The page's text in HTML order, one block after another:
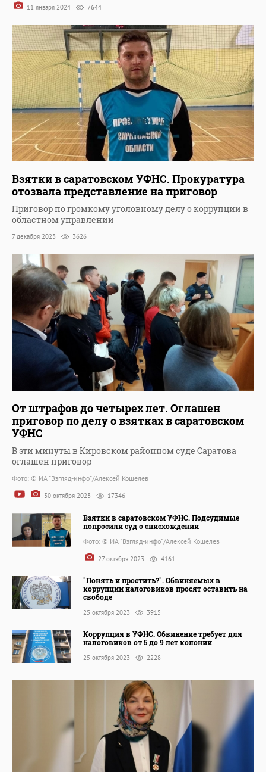
11 января 2024 7644
Взятки в саратовском УФНС. Прокуратура
отозвала представление на приговор
Приговор по громкому уголовному делу о коррупции в
областном управлении
7 декабря 2023 3626
От штрафов до четырех лет. Оглашен
приговор по делу о взятках в саратовском
УФНС
В эти минуты в Кировском районном суде Саратова
оглашен приговор
Фото: © ИА "Взгляд-инфо"/Алексей Кошелев
30 октября 2023 17346
Взятки в саратовском УФНС. Подсудимые
попросили суд о снисхождении
Фото: © ИА "Взгляд-инфо"/Алексей Кошелев
27 октября 2023 4161
"Понять и простить?". Обвиняемых в
коррупции налоговиков просят оставить на
свободе
25 октября 2023 3915
Коррупция в УФНС. Обвинение требует для
налоговиков от 5 до 9 лет колонии
25 октября 2023 2228